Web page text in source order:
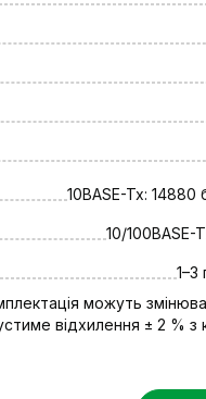
10BASE-Tx: 14880
10/100BASE-
можуть
відхилення ± 2 % з